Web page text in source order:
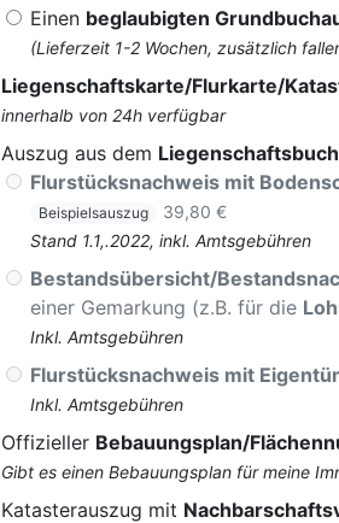
Einen beglaubigten
(Lieferzeit 1-2 Wochen, zusätzlich
Liegenschaftskarte/Flurkarte/
innerhalb von 24h verfügbar
Auszug aus dem Liegenschaftsbuch
Flurstücksnachweis mit
Beispielsauszug
39,80 €
Stand 1.1,.2022, inkl. Amtsgebühren
Bestandsübersicht/
einer Gemarkung (z.B. für die
Inkl. Amtsgebühren
Flurstücksnachweis mit
Inkl. Amtsgebühren
Offizieller Bebauungsplan/
Gibt es einen Bebauungsplan für meine
Katasterauszug mit